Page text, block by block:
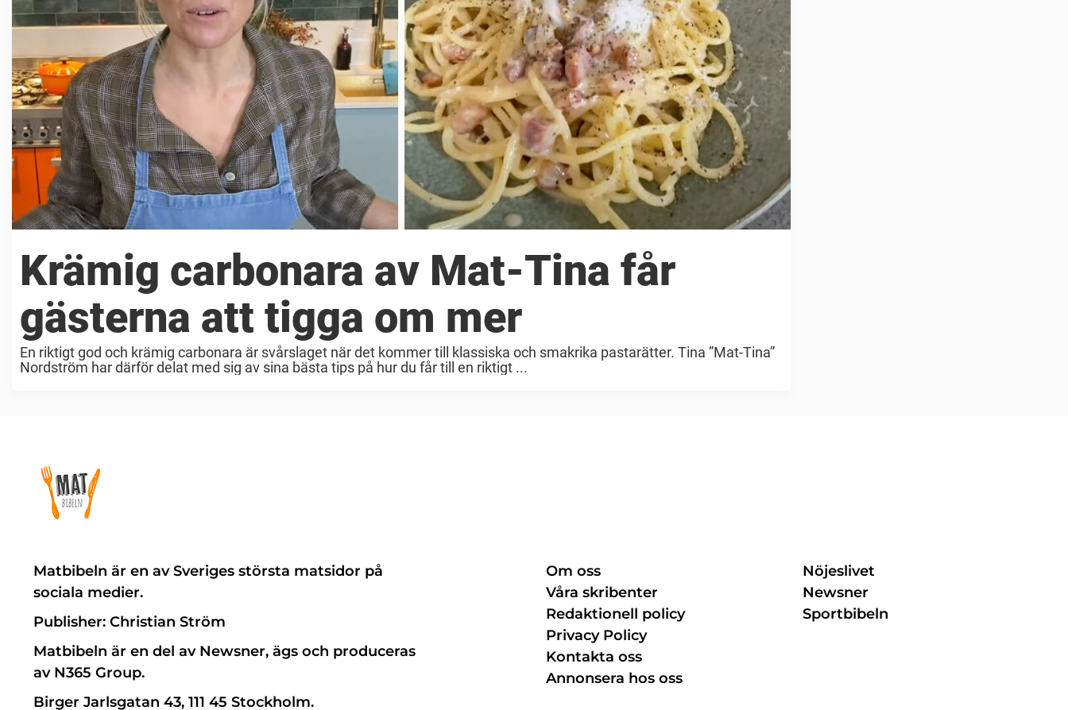
Krämig carbonara av Mat-Tina får
gästerna att tigga om mer
En riktigt god och krämig carbonara är svårslaget när det kommer till klassiska och smakrika pastarätter. Tina ”Mat-Tina”
Nordström har därför delat med sig av sina bästa tips på hur du får till en riktigt ...
Matbibeln är en av Sveriges största matsidor på
sociala medier.
Publisher: Christian Ström
Matbibeln är en del av Newsner, ägs och produceras
av N365 Group.
Birger Jarlsgatan 43, 111 45 Stockholm.
Om oss
Våra skribenter
Redaktionell policy
Privacy Policy
Kontakta oss
Annonsera hos oss
Nöjeslivet
Newsner
Sportbibeln